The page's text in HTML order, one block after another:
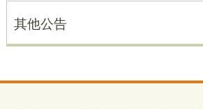
其他公告